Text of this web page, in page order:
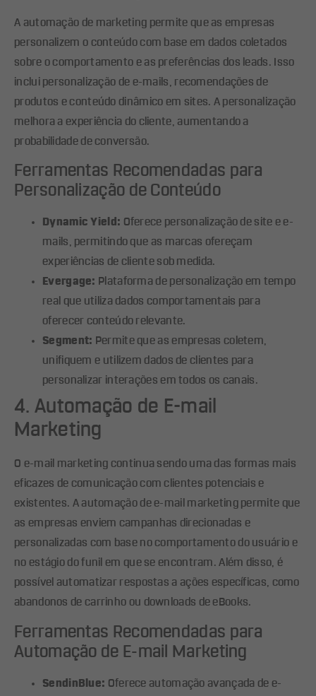
A automação de marketing permite que as empresas
personalizem o conteúdo com base em dados coletados
sobre o comportamento e as preferências dos leads. Isso
inclui personalização de e-mails, recomendações de
produtos e conteúdo dinâmico em sites. A personalização
melhora a experiência do cliente, aumentando a
probabilidade de conversão.
Ferramentas Recomendadas para
Personalização de Conteúdo
Dynamic Yield: Oferece personalização de site e e-
mails, permitindo que as marcas ofereçam
experiências de cliente sob medida.
Evergage: Plataforma de personalização em tempo
real que utiliza dados comportamentais para
oferecer conteúdo relevante.
Segment: Permite que as empresas coletem,
unifiquem e utilizem dados de clientes para
personalizar interações em todos os canais.
4. Automação de E-mail
Marketing
O e-mail marketing continua sendo uma das formas mais
eficazes de comunicação com clientes potenciais e
existentes. A automação de e-mail marketing permite que
as empresas enviem campanhas direcionadas e
personalizadas com base no comportamento do usuário e
no estágio do funil em que se encontram. Além disso, é
possível automatizar respostas a ações específicas, como
abandonos de carrinho ou downloads de eBooks.
Ferramentas Recomendadas para
Automação de E-mail Marketing
SendinBlue: Oferece automação avançada de e-